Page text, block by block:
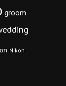
groom
Nikon